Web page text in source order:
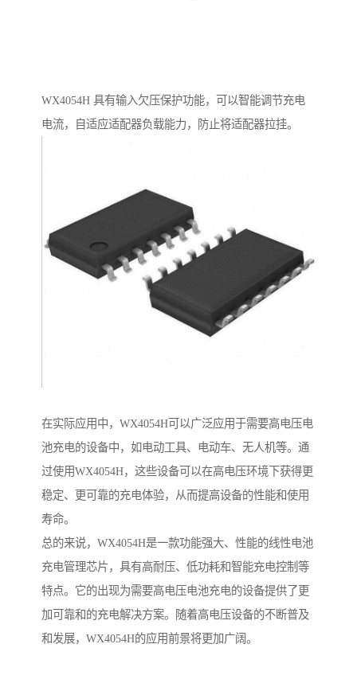
WX4054H 具有输入欠压保护功能，可以智能调节充电
电流，自适应适配器负载能力，防止将适配器拉挂。
在实际应用中，WX4054H可以广泛应用于需要高电压电
池充电的设备中，如电动工具、电动车、无人机等。通
过使用WX4054H，这些设备可以在高电压环境下获得更
稳定、更可靠的充电体验，从而提高设备的性能和使用
寿命。
总的来说，WX4054H是一款功能强大、性能的线性电池
充电管理芯片，具有高耐压、低功耗和智能充电控制等
特点。它的出现为需要高电压电池充电的设备提供了更
加可靠和的充电解决方案。随着高电压设备的不断普及
和发展，WX4054H的应用前景将更加广阔。